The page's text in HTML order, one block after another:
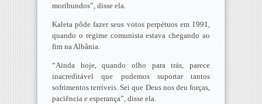
moribundos”, disse ela.
Kaleta pôde fazer seus votos perpétuos em 1991,
quando o regime comunista estava chegando ao
fim na Albânia.
“Ainda hoje, quando olho para trás, parece
inacreditável que pudemos suportar tantos
sofrimentos terríveis. Sei que Deus nos deu forças,
paciência e esperança”, disse ela.